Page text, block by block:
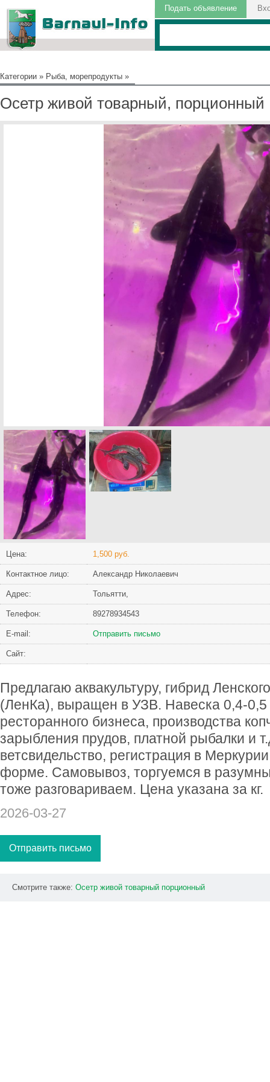
Подать объявление
Категории » Рыба, морепродукты »
Осетр живой товарный, порционный
Цена: 1,500 руб.
Контактное лицо: Александр Николаевич
Адрес: Тольятти,
Телефон: 89278934543
Е-mail: Отправить письмо
Сайт:
Предлагаю аквакультуру, гибрид
(ЛенКа), выращен в УЗВ. Навеска 0,4-0,5
ресторанного бизнеса, производства
зарыбления прудов, платной рыбалки и
ветсвидельство, регистрация в
форме. Самовывоз, торгуемся в
тоже разговариваем. Цена указана за кг.
2026-03-27
Отправить письмо
Смотрите также: Осетр живой товарный порционный